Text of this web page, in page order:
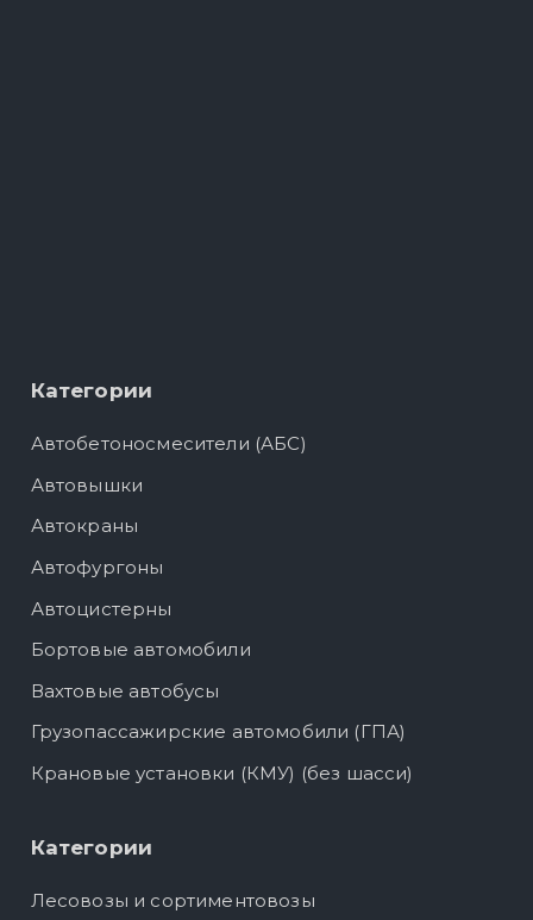
Категории
Автобетоносмесители (АБС)
Автовышки
Автокраны
Автофургоны
Автоцистерны
Бортовые автомобили
Вахтовые автобусы
Грузопассажирские автомобили (ГПА)
Крановые установки (КМУ) (без шасси)
Категории
Лесовозы и сортиментовозы